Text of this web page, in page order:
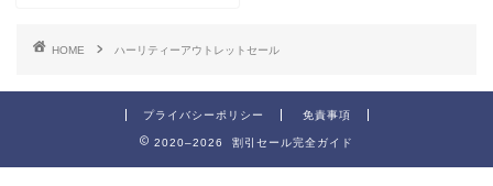
HOME ハーリティーアウトレットセール
プライバシーポリシー 免責事項
2020–2026 割引セール完全ガイド